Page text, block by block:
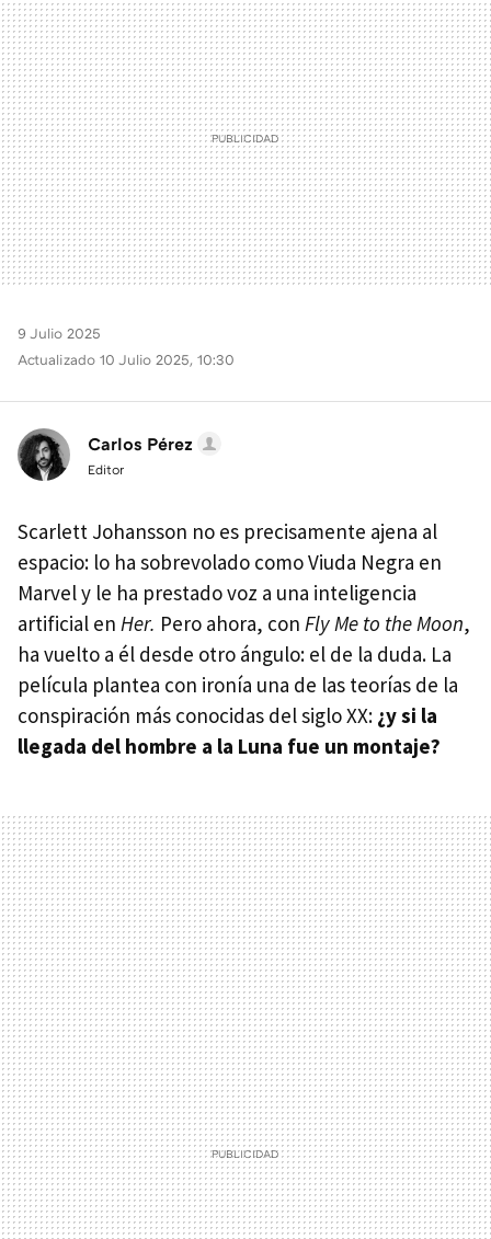
MAIL
9 Julio 2025
Actualizado 10 Julio 2025, 10:30
Carlos Pérez
Editor
Scarlett Johansson no es precisamente ajena al
espacio: lo ha sobrevolado como Viuda Negra en
Marvel y le ha prestado voz a una inteligencia
artificial en Her. Pero ahora, con Fly Me to the Moon,
ha vuelto a él desde otro ángulo: el de la duda. La
película plantea con ironía una de las teorías de la
conspiración más conocidas del siglo XX: ¿y si la
llegada del hombre a la Luna fue un montaje?